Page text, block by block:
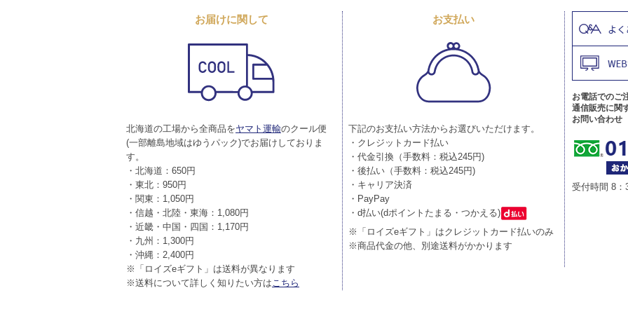
お届けに関して
北海道の工場から全商品をヤマト運輸のクール便
(一部離島地域はゆうパック)でお届けしておりま
す。
・北海道：650円
・東北：950円
・関東：1,050円
・信越・北陸・東海：1,080円
・近畿・中国・四国：1,170円
・九州：1,300円
・沖縄：2,400円
※「ロイズeギフト」は送料が異なります
※送料について詳しく知りたい方はこちら
お支払い
下記のお支払い方法からお選びいただけます。
・クレジットカード払い
・代金引換（手数料：税込245円)
・後払い（手数料：税込245円)
・キャリア決済
・PayPay
・d払い(dポイントたまる・つかえる)
※「ロイズeギフト」はクレジットカード払いのみ
※商品代金の他、別途送料がかかります
お電話でのご
通信販売に関
お問い合わせ
受付時間 8：